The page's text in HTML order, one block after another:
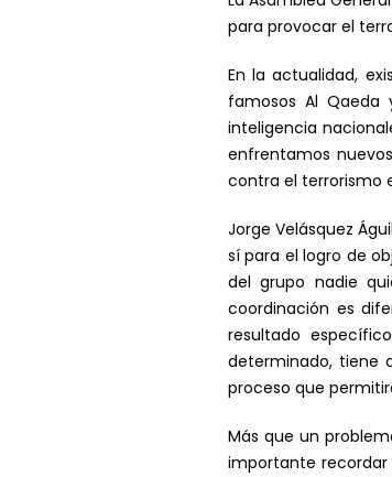
para provocar el
En la actualidad,
famosos Al Qaeda
inteligencia
enfrentamos
contra el terrorismo
Jorge Velásquez
sí para el logro de
del grupo nadie
coordinación es
resultado
determinado, tiene
proceso que
Más que un
importante